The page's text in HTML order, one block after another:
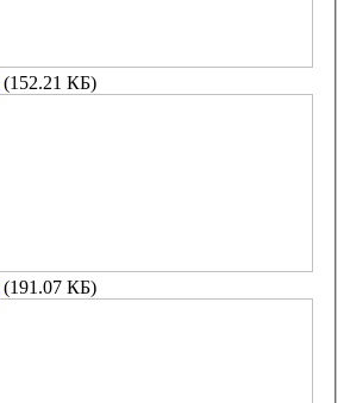
(152.21 КБ)
(191.07 КБ)